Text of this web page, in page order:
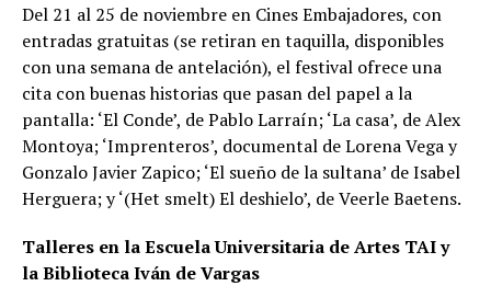
Del 21 al 25 de noviembre en Cines Embajadores, con
entradas gratuitas (se retiran en taquilla, disponibles
con una semana de antelación), el festival ofrece una
cita con buenas historias que pasan del papel a la
pantalla: ‘El Conde’, de Pablo Larraín; ‘La casa’, de Alex
Montoya; ‘Imprenteros’, documental de Lorena Vega y
Gonzalo Javier Zapico; ‘El sueño de la sultana’ de Isabel
Herguera; y ‘(Het smelt) El deshielo’, de Veerle Baetens.
Talleres en la Escuela Universitaria de Artes TAI y
la Biblioteca Iván de Vargas